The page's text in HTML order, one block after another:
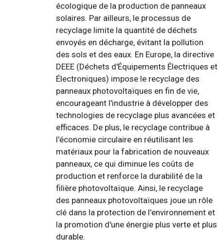
écologique de la production de panneaux
solaires. Par ailleurs, le processus de
recyclage limite la quantité de déchets
envoyés en décharge, évitant la pollution
des sols et des eaux. En Europe, la directive
DEEE (Déchets d'Équipements Électriques et
Électroniques) impose le recyclage des
panneaux photovoltaïques en fin de vie,
encourageant l'industrie à développer des
technologies de recyclage plus avancées et
efficaces. De plus, le recyclage contribue à
l'économie circulaire en réutilisant les
matériaux pour la fabrication de nouveaux
panneaux, ce qui diminue les coûts de
production et renforce la durabilité de la
filière photovoltaïque. Ainsi, le recyclage
des panneaux photovoltaïques joue un rôle
clé dans la protection de l'environnement et
la promotion d'une énergie plus verte et plus
durable.